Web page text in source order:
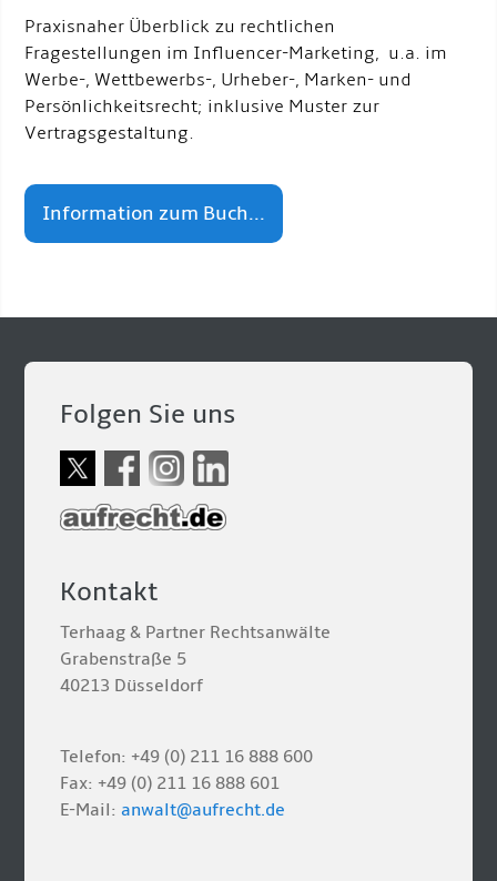
Praxisnaher Überblick zu rechtlichen
Fragestellungen im Influencer-Marketing, u.a. im
Werbe-, Wettbewerbs-, Urheber-, Marken- und
Persönlichkeitsrecht; inklusive Muster zur
Vertragsgestaltung.
Information zum Buch...
Folgen Sie uns
Kontakt
Terhaag & Partner Rechtsanwälte
Grabenstraße 5
40213 Düsseldorf
Telefon: +49 (0) 211 16 888 600
Fax: +49 (0) 211 16 888 601
E-Mail:anwalt@aufrecht.de